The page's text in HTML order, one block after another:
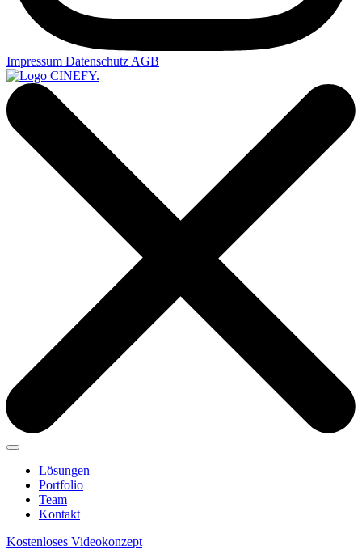
Impressum Datenschutz AGB
Lösungen
Portfolio
Team
Kontakt
Kostenloses Videokonzept